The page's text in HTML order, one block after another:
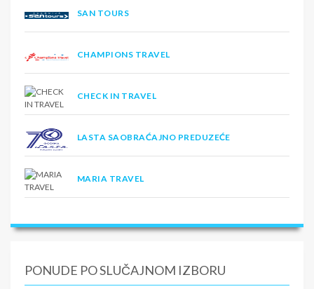
SAN TOURS
CHAMPIONS TRAVEL
CHECK IN TRAVEL
LASTA SAOBRAĆAJNO PREDUZEĆE
MARIA TRAVEL
PONUDE PO SLUČAJNOM IZBORU